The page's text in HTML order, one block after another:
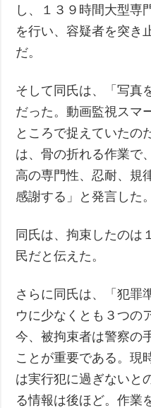
し、１３９時間大型専
を行い、容疑者を突き
だ。
そして同氏は、「写真
だった。動画監視スマ
ところで捉えていたの
は、骨の折れる作業で
高の専門性、忍耐、規
感謝する」と発言した。
同氏は、拘束したのは
民だと伝えた。
さらに同氏は、「犯罪
ウに少なくとも３つの
今、被拘束者は警察の
ことが重要である。現
は実行犯に過ぎないと
る情報は後ほど。作業